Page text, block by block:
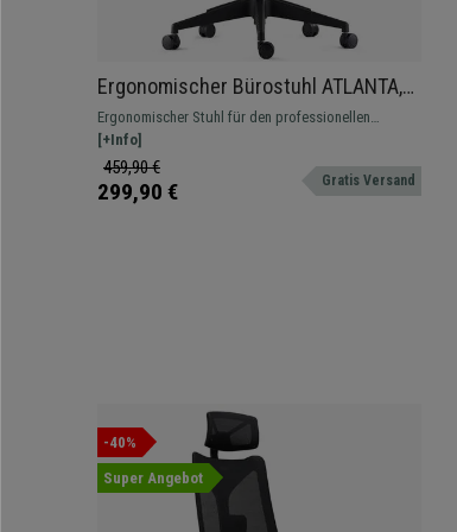
Ergonomischer Bürostuhl ATLANTA,
8h-Nutzung, Stoffbezug, Farbe
Schwarz
Ergonomischer Stuhl für den professionellen
Gebrauch. Schönes Design, gehobener Komfort und
aus hochwertigen Materialien gefertigt
[+Info]
459,90 €
299,90 € Gratis Versand
-40%
Super Angebot